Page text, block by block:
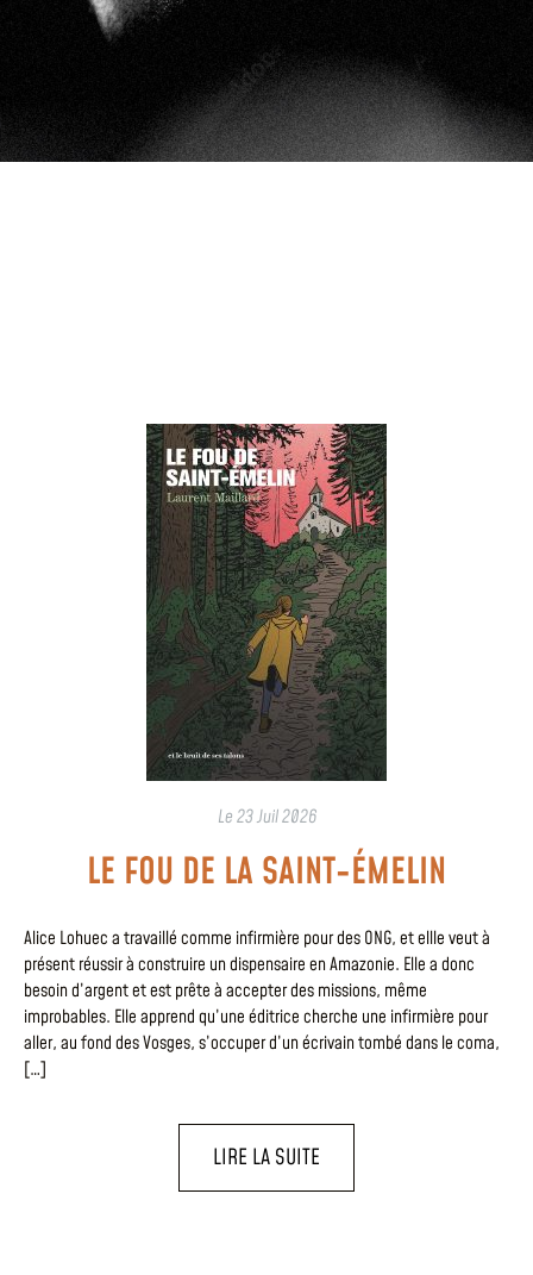
Le23 Juil 2026
LE FOU DE LA SAINT-ÉMELIN
Alice Lohuec a travaillé comme infirmière pour des ONG, et ellle veut à
présent réussir à construire un dispensaire en Amazonie. Elle a donc
besoin d’argent et est prête à accepter des missions, même
improbables. Elle apprend qu’une éditrice cherche une infirmière pour
aller, au fond des Vosges, s’occuper d’un écrivain tombé dans le coma,
[…]
LIRE LA SUITE